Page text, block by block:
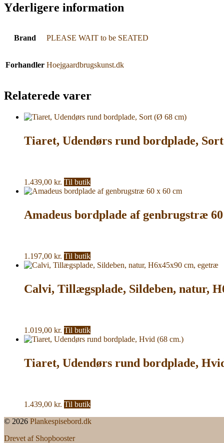
Yderligere information
Brand PLEASE WAIT to be SEATED
Forhandler Hoejgaardbrugskunst.dk
Relaterede varer
Tiaret, Udendørs rund bordplade,
1.439,00 kr. Til butik
Amadeus bordplade af genbrugstræ
1.197,00 kr. Til butik
Calvi, Tillægsplade, Sildeben, natur,
1.019,00 kr. Til butik
Tiaret, Udendørs rund bordplade,
1.439,00 kr. Til butik
© 2026 Plankespisebord.dk
Drevet af Shopbooster